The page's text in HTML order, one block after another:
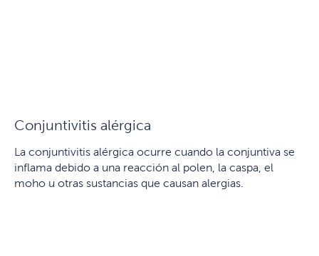
Conjuntivitis alérgica
La conjuntivitis alérgica ocurre cuando la conjuntiva se
inflama debido a una reacción al polen, la caspa, el
moho u otras sustancias que causan alergias.